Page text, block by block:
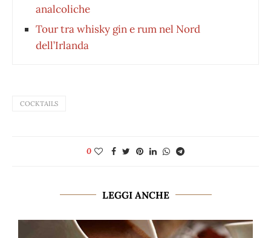
analcoliche
Tour tra whisky gin e rum nel Nord
dell’Irlanda
COCKTAILS
0
LEGGI ANCHE